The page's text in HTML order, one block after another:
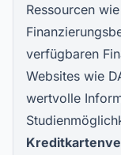
Ressourcen
verfügbaren
Websites wie
wertvolle